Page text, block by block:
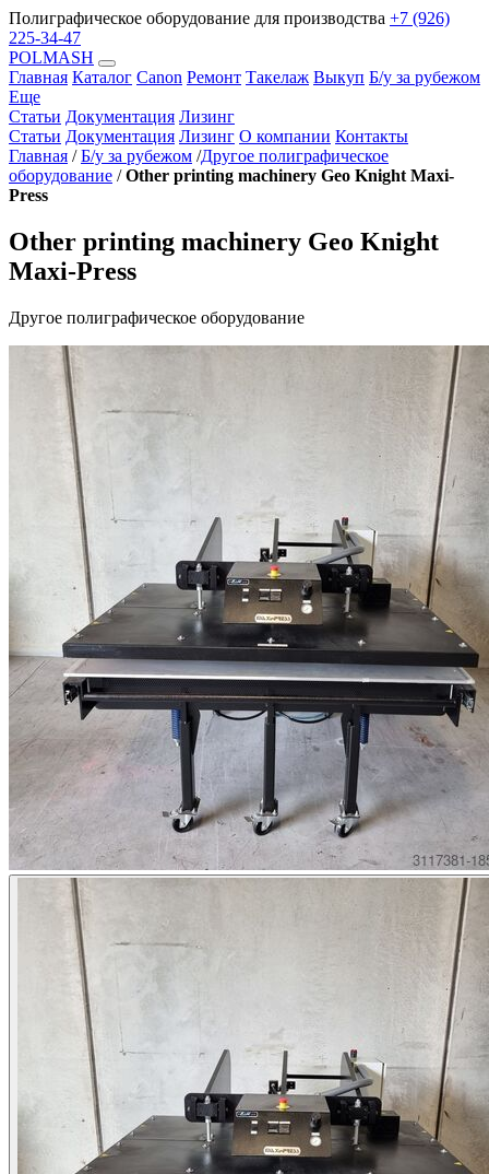
Полиграфическое оборудование для производства +7 (926)
225-34-47
POLMASH
Главная Каталог Canon Ремонт Такелаж Выкуп Б/у за рубежом
Еще
Статьи Документация Лизинг
Статьи Документация Лизинг О компании Контакты
Главная / Б/у за рубежом /Другое полиграфическое
оборудование / Other printing machinery Geo Knight Maxi-
Press
Other printing machinery Geo Knight
Maxi-Press
Другое полиграфическое оборудование